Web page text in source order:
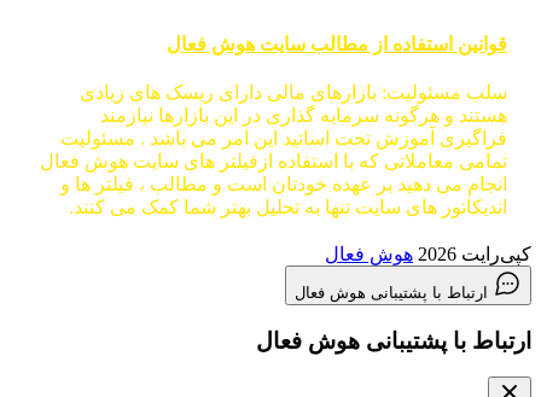
قوانین استفاده از مطالب سایت هوش فعال
سلب مسئولیت: بازارهای مالی دارای ریسک های زیادی
هستند و هرگونه سرمایه گذاری در این بازارها نیازمند
فراگیری آموزش تحت اساتید این امر می باشد . مسئولیت
تمامی معاملاتی که با استفاده ازفیلتر های سایت هوش فعال
انجام می دهید بر عهده خودتان است و مطالب ، فیلتر ها و
اندیکاتور های سایت تنها به تحلیل بهتر شما کمک می کنند.
کپی‌رایت 2026 هوش فعال
ارتباط با پشتیبانی هوش فعال
ارتباط با پشتیبانی هوش فعال